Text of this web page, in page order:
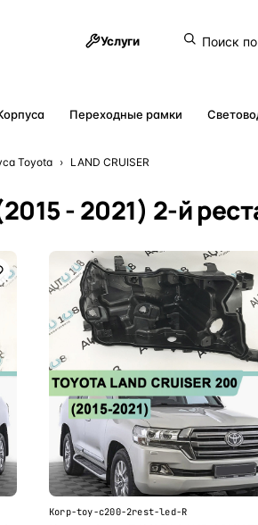
Услуги
Переходные рамки
Toyota › LAND CRUISER
- 2021) 2-й
Korp-toy-c200-2rest-led-R